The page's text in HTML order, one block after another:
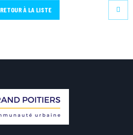
RETOUR À LA LISTE